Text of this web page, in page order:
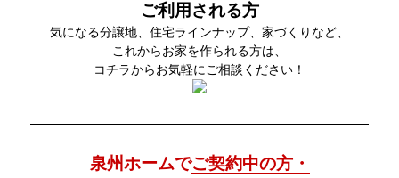
ご利用される方
気になる分譲地、住宅ラインナップ、家づくりなど、
これからお家を作られる方は、
コチラからお気軽にご相談ください！
泉州ホームでご契約中の方・